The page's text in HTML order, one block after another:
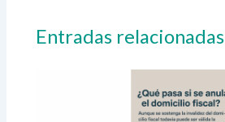
Entradas relacionadas